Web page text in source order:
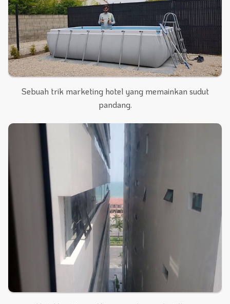
Sebuah trik marketing hotel yang memainkan sudut
pandang.